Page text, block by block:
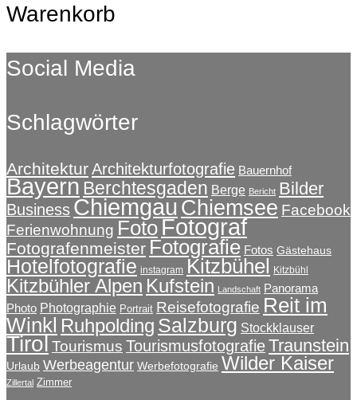
Warenkorb
Social Media
Schlagwörter
ArchitekturArchitekturfotografie Bauernhof
Bayern Berchtesgaden Berge Bericht Bilder
BusinessChiemgauChiemsee Facebook
Ferienwohnung FotoFotograf
Fotografenmeister Fotografie Fotos Gästehaus
Hotelfotografie instagram Kitzbühel Kitzbühl
Kitzbühler Alpen Kufstein Landschaft Panorama
Photo Photographie Portrait Reisefotografie Reit im
Winkl Ruhpolding Salzburg Stockklauser
TirolTourismus TourismusfotografieTraunstein
Urlaub Werbeagentur Werbefotografie Wilder Kaiser
Zillertal Zimmer